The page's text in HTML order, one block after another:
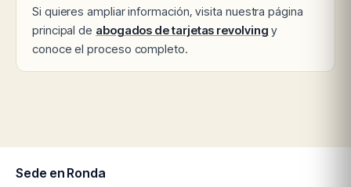
Si quieres ampliar información, visita nuestra página
principal de abogados de tarjetas revolving y
conoce el proceso completo.
Sede en Ronda